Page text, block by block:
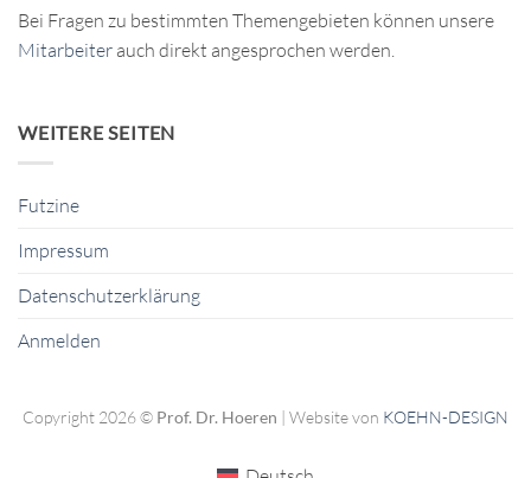
Bei Fragen zu bestimmten Themengebieten können unsere
Mitarbeiter auch direkt angesprochen werden.
WEITERE SEITEN
Futzine
Impressum
Datenschutzerklärung
Anmelden
Copyright 2026 © Prof. Dr. Hoeren | Website von KOEHN-DESIGN